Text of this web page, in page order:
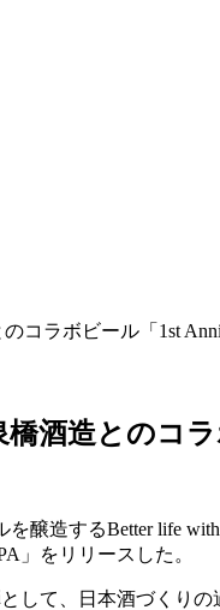
コラボビール「1st
酒造とのコ
醸造するBetter life
」をリリースした。
して、日本酒づくり